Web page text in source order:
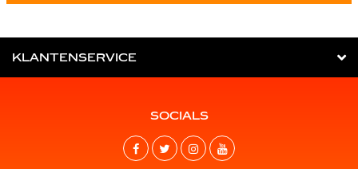
KLANTENSERVICE
SOCIALS